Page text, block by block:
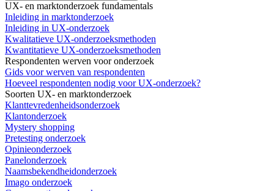
UX- en marktonderzoek fundamentals
Inleiding in marktonderzoek
Inleiding in UX-onderzoek
Kwalitatieve UX-onderzoeksmethoden
Kwantitatieve UX-onderzoeksmethoden
Respondenten werven voor onderzoek
Gids voor werven van respondenten
Hoeveel respondenten nodig voor UX-onderzoek?
Soorten UX- en marktonderzoek
Klanttevredenheidsonderzoek
Klantonderzoek
Mystery shopping
Pretesting onderzoek
Opinieonderzoek
Panelonderzoek
Naamsbekendheidonderzoek
Imago onderzoek